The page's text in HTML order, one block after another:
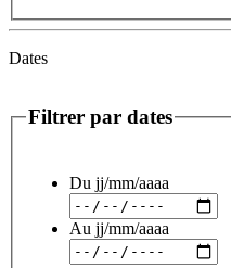
Dates
Filtrer par dates
Du jj/mm/aaaa
Au jj/mm/aaaa